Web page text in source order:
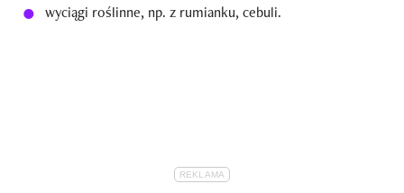
wyciągi roślinne, np. z rumianku, cebuli.